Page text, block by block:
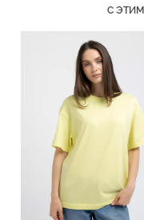
С
эффектом бесшовные
TRACKS SHAPE black
(черный) Giulia
649 грн.